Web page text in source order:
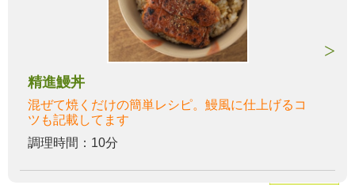
精進鰻丼
混ぜて焼くだけの簡単レシピ。鰻風に仕上げるコ
ツも記載してます
調理時間：10分